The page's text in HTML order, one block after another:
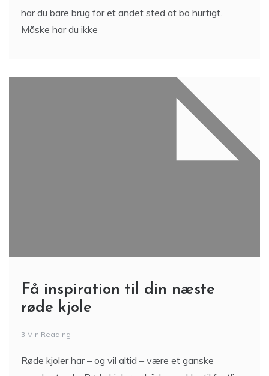
har du bare brug for et andet sted at bo hurtigt.
Måske har du ikke
Få inspiration til din næste
røde kjole
3 Min Reading
Røde kjoler har – og vil altid – være et ganske